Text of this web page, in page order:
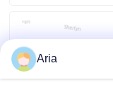
Vraag een offerte
Pneumatische
Aria